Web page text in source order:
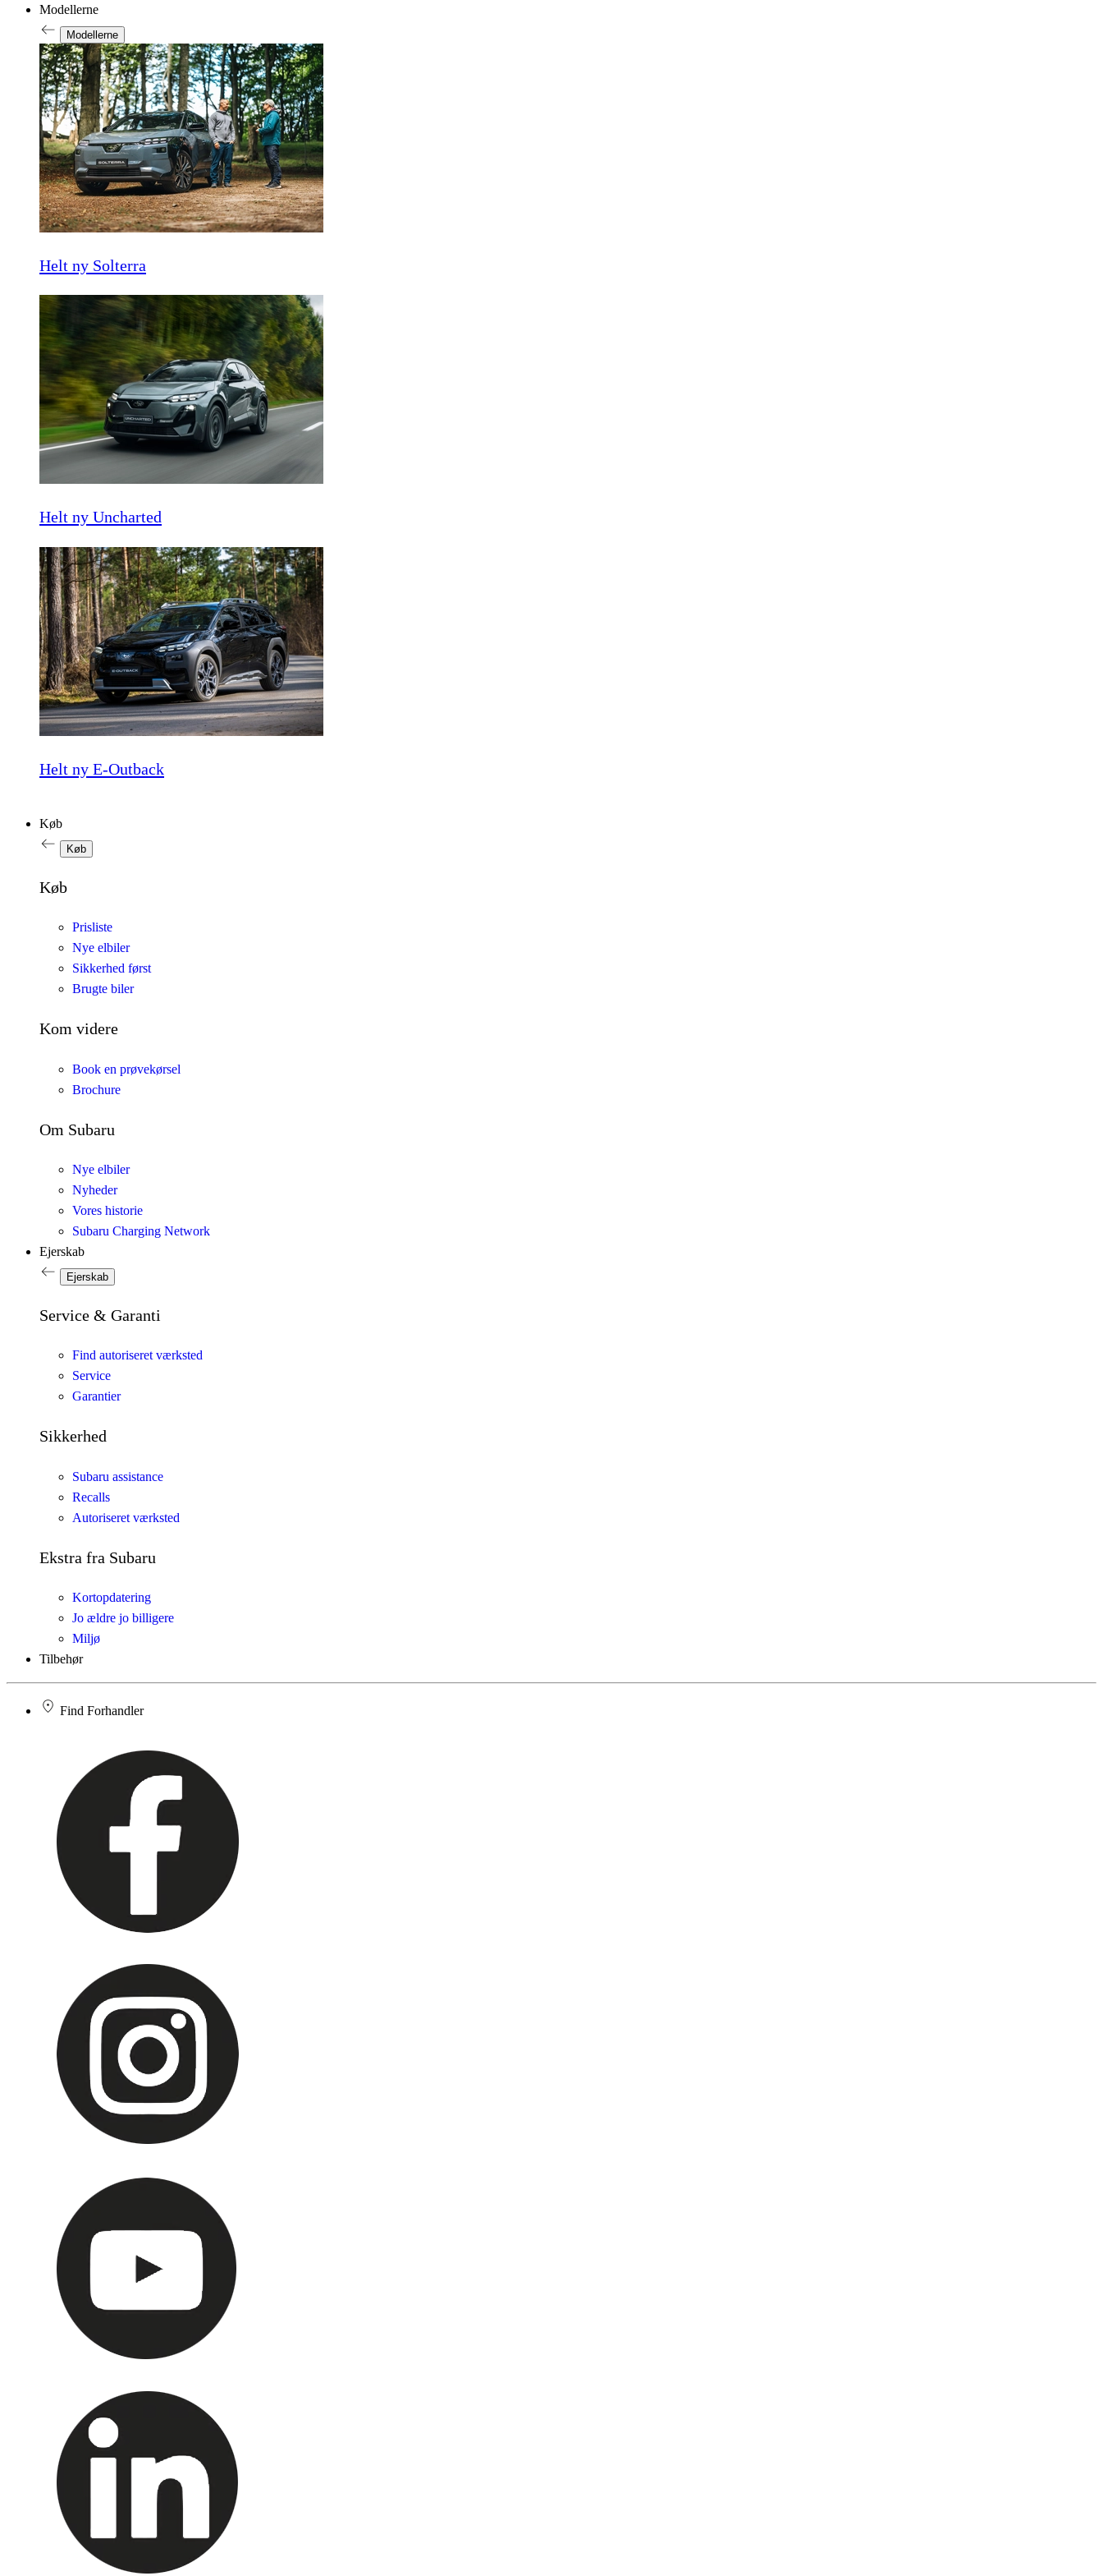
Modellerne
Modellerne
Helt ny Solterra
Helt ny Uncharted
Helt ny E-Outback
Køb
Køb
Køb
Prisliste
Nye elbiler
Sikkerhed først
Brugte biler
Kom videre
Book en prøvekørsel
Brochure
Om Subaru
Nye elbiler
Nyheder
Vores historie
Subaru Charging Network
Ejerskab
Ejerskab
Service & Garanti
Find autoriseret værksted
Service
Garantier
Sikkerhed
Subaru assistance
Recalls
Autoriseret værksted
Ekstra fra Subaru
Kortopdatering
Jo ældre jo billigere
Miljø
Tilbehør
Find Forhandler